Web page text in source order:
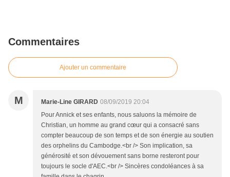
Commentaires
Ajouter un commentaire
M Marie-Line GIRARD 08/09/2019 20:04
Pour Annick et ses enfants, nous saluons la mémoire de
Christian, un homme au grand cœur qui a consacré sans
compter beaucoup de son temps et de son énergie au soutien
des orphelins du Cambodge.<br /> Son implication, sa
générosité et son dévouement sans borne resteront pour
toujours le socle d'AEC.<br /> Sincères condoléances à sa